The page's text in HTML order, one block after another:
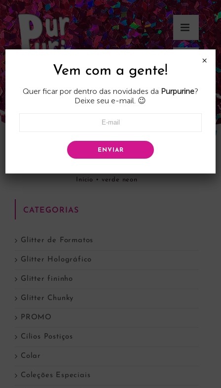
Skip
to
content
Início • verde neon
CATEGORIAS
Glitter de Formatos
Glitter Holográfico
Glitter fininho
Glitter Chunky
PROMO
Cílios Postiços
Colar
Coleções Especiais
Vem com a gente!
Quer ficar por dentro das novidades da Purpurine?
Deixe seu e-mail. 😉
ENVIAR
×